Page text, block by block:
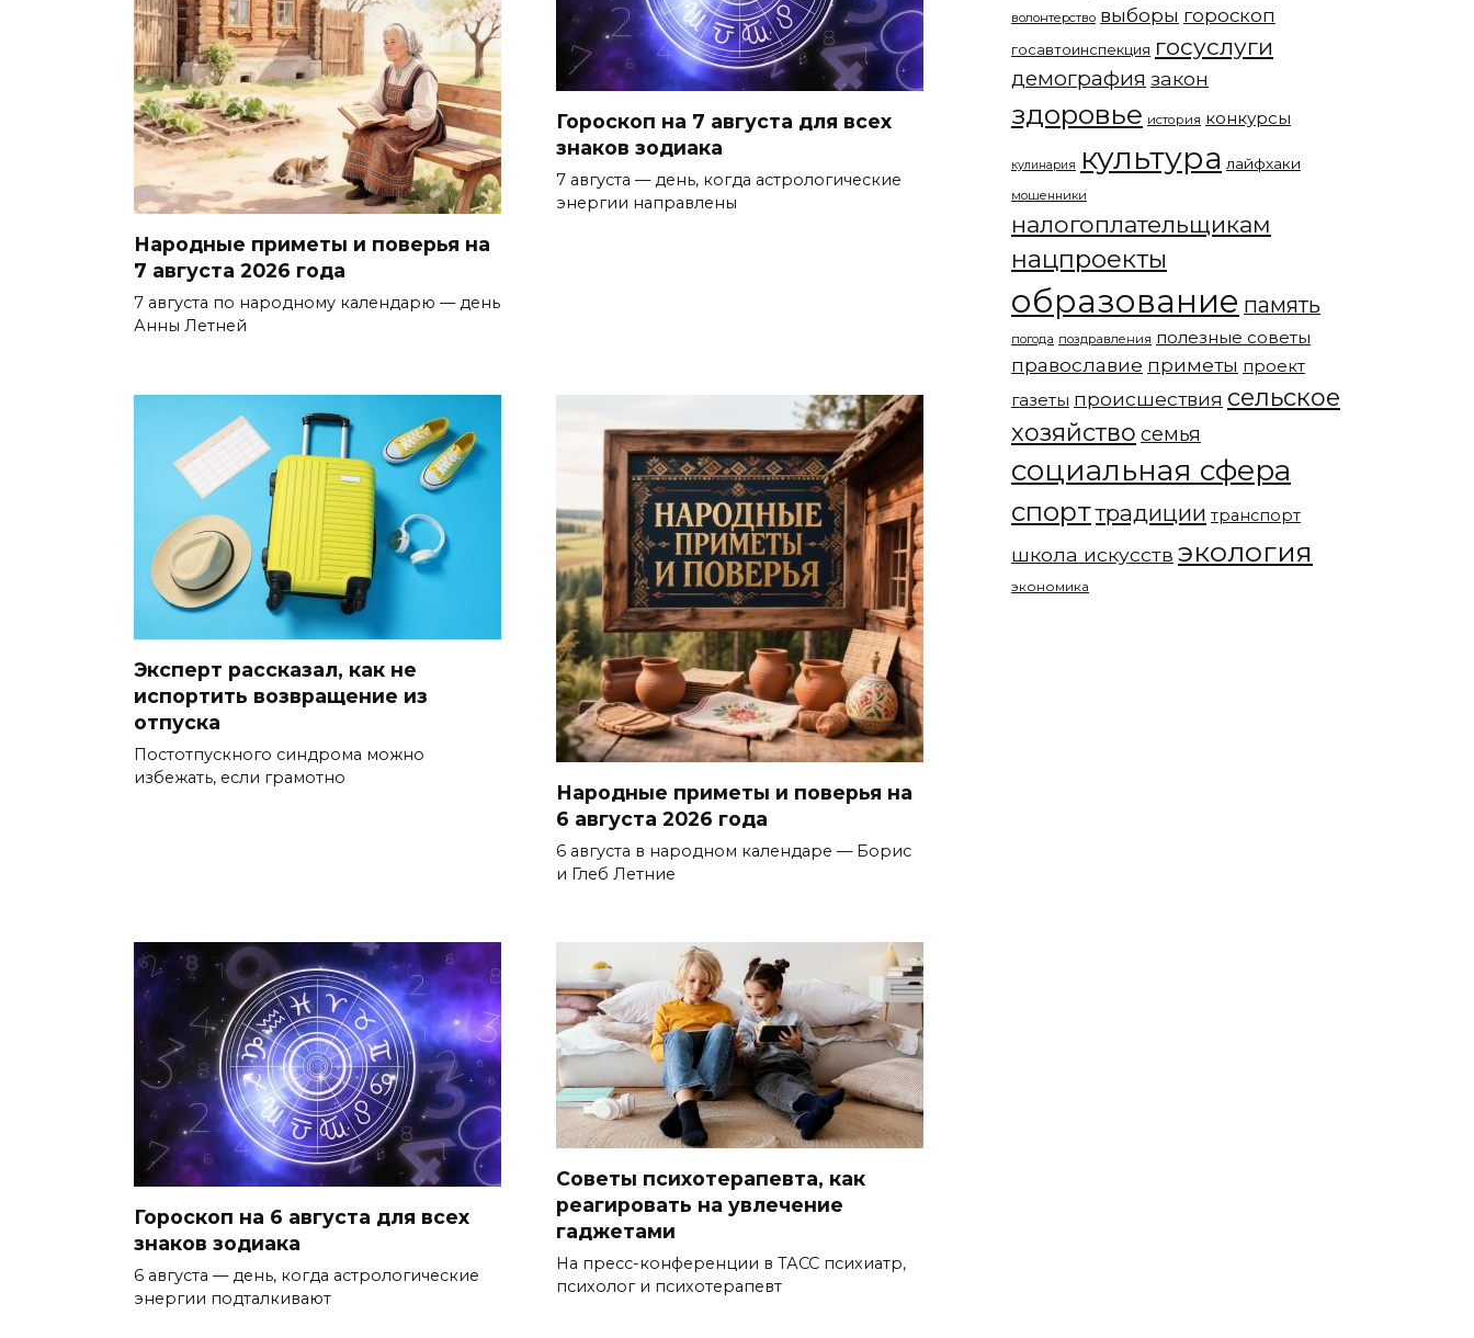
Народные приметы и поверья на
7 августа 2026 года
7 августа по народному календарю — день
Анны Летней
Гороскоп на 7 августа для всех
знаков зодиака
7 августа — день, когда астрологические
энергии направлены
Эксперт рассказал, как не
испортить возвращение из
отпуска
Постотпускного синдрома можно
избежать, если грамотно
Народные приметы и поверья на
6 августа 2026 года
6 августа в народном календаре — Борис
и Глеб Летние
Гороскоп на 6 августа для всех
знаков зодиака
6 августа — день, когда астрологические
энергии подталкивают
Советы психотерапевта, как
реагировать на увлечение
гаджетами
На пресс-конференции в ТАСС психиатр,
психолог и психотерапевт
волонтерство выборы гороскоп
госавтоинспекция госуслуги
демография закон
здоровье история конкурсы
кулинария культура лайфхаки
мошенники
налогоплательщикам
нацпроекты
образование память
погода поздравления полезные советы
православие приметы проект
газеты происшествия сельское
хозяйство семья
социальная сфера
спорттрадиции транспорт
школа искусств экология
экономика